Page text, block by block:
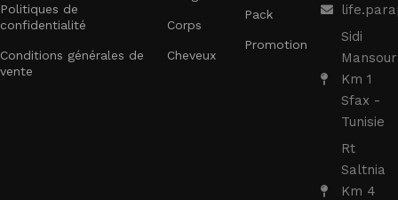
Politiques de
confidentialité
Conditions générales de
vente
Corps
Cheveux
Pack
Promotion
Sidi
Mansour
Km 1
Sfax -
Tunisie
Rt
Saltnia
Km 4